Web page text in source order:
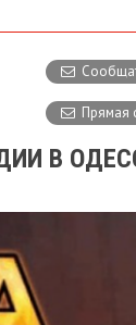
Сообщать о
Прямая связь
В ОДЕССЕ.